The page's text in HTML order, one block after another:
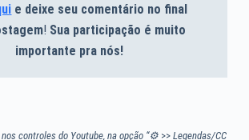
e deixe seu comentário no final
! Sua participação é muito
importante pra nós!
controles do Youtube, na opção “⚙>> Legendas/CC